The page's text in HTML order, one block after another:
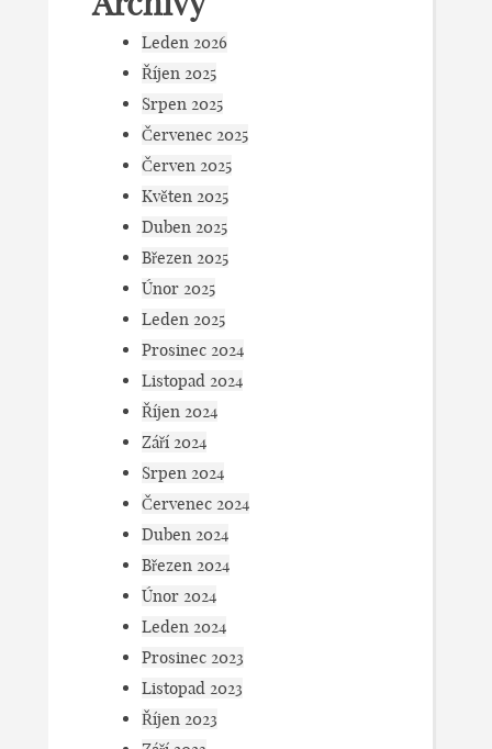
Leden 2026
Říjen 2025
Srpen 2025
Červenec 2025
Červen 2025
Květen 2025
Duben 2025
Březen 2025
Únor 2025
Leden 2025
Prosinec 2024
Listopad 2024
Říjen 2024
Září 2024
Srpen 2024
Červenec 2024
Duben 2024
Březen 2024
Únor 2024
Leden 2024
Prosinec 2023
Listopad 2023
Říjen 2023